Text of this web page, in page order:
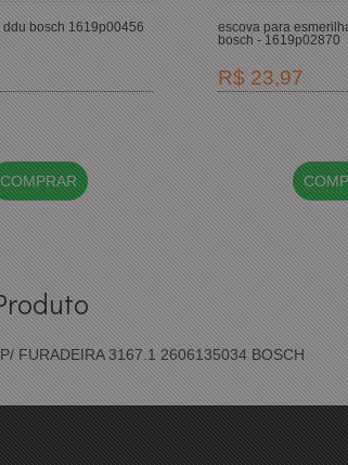
bosch 1619p00456
COMPRAR
escova para
bosch - 1619p02870
R$ 23,97
FURADEIRA 3167.1 2606135034 BOSCH